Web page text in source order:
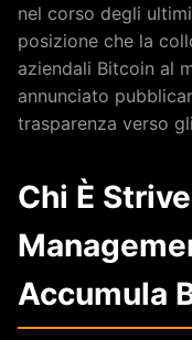
nel corso degli
posizione che la
aziendali Bitcoin al
annunciato
trasparenza verso
Chi È
Accumula